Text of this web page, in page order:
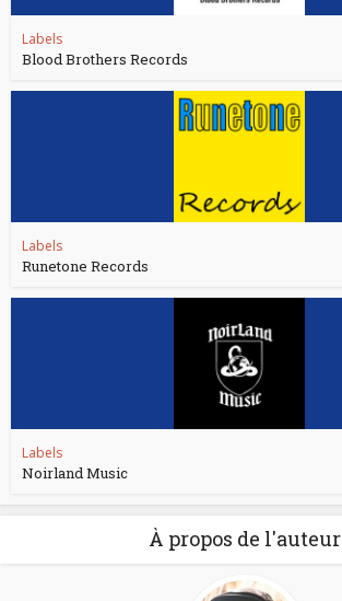
Labels
Blood Brothers Records
Labels
Runetone Records
Labels
Noirland Music
À propos de l'auteur